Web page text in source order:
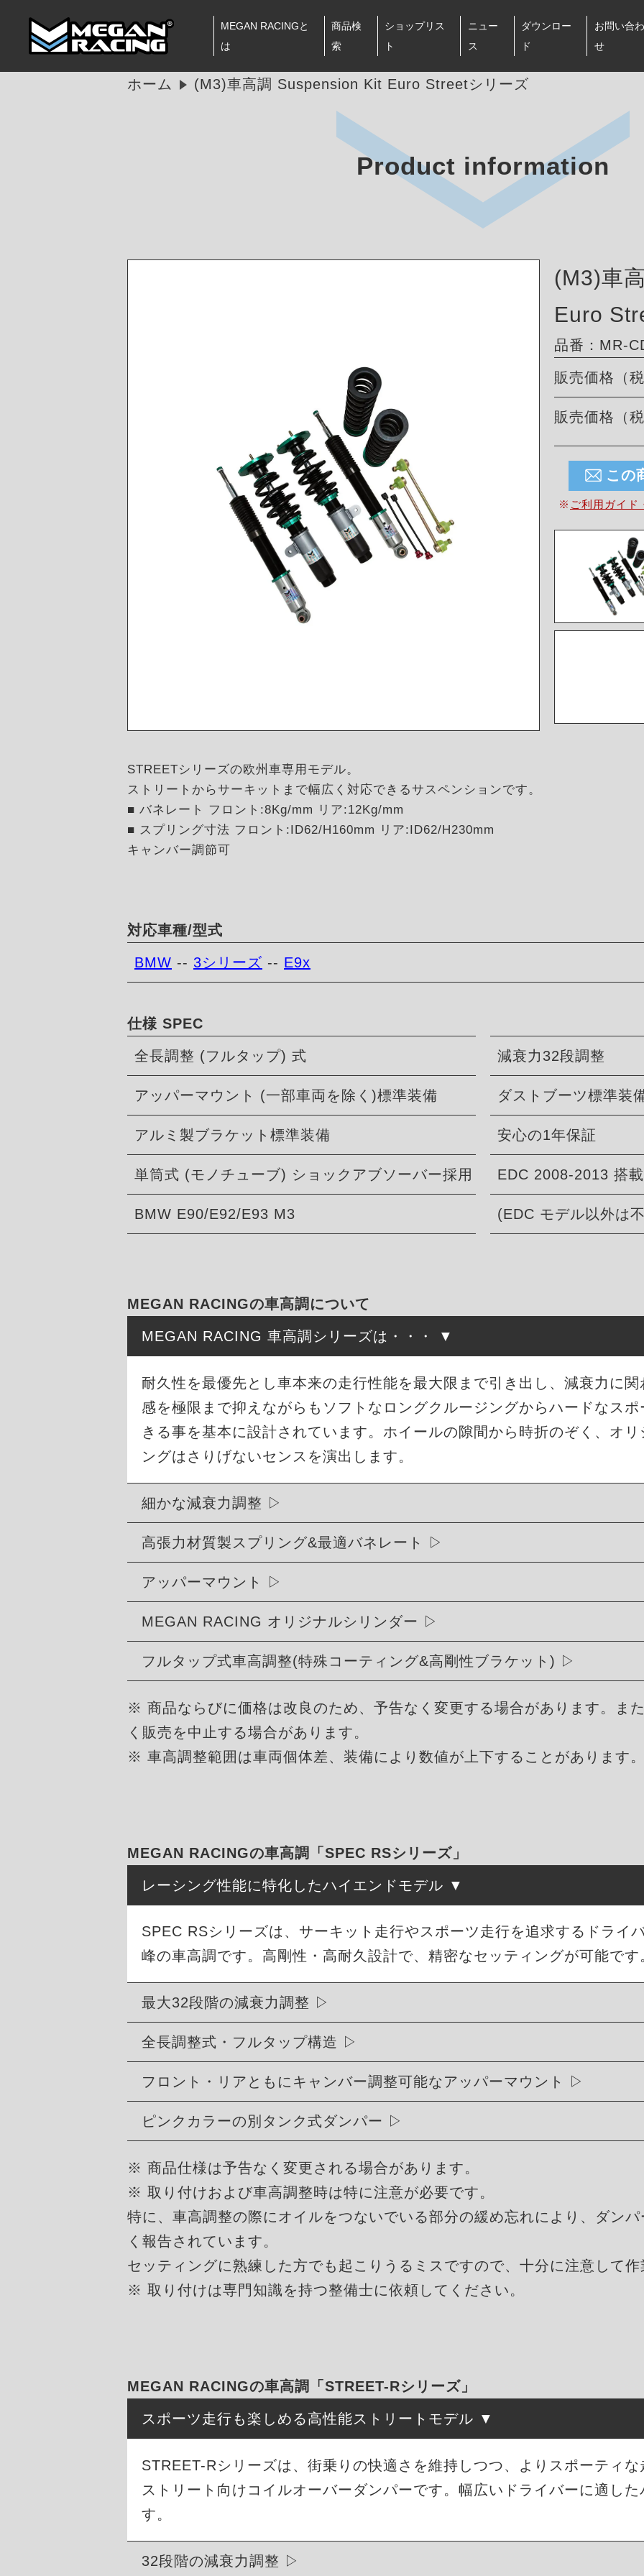
MEGAN RACINGと
は
商品検
索
ショップリス
ト
ニュー
ス
ダウンロー
ド
お問い合わ
せ
ホーム (M3)車高調 Suspension Kit Euro Streetシリーズ
Product information
(M3)車
Euro
品番：MR-
販売価格（
販売価格（
この
※ ご利用ガイド
STREETシリーズの欧州車専用モデル。
ストリートからサーキットまで幅広く対応できるサスペンションです。
■ バネレート フロント:8Kg/mm リア:12Kg/mm
■ スプリング寸法 フロント:ID62/H160mm リア:ID62/H230mm
キャンバー調節可
対応車種/型式
BMW -- 3シリーズ -- E9x
仕様 SPEC
全長調整 (フルタップ) 式 減衰力32段調整
アッパーマウント (一部車両を除く)標準装備 ダストブーツ標準装
アルミ製ブラケット標準装備 安心の1年保証
単筒式 (モノチューブ) ショックアブソーバー採用 EDC 2008-2013 搭載
BMW E90/E92/E93 M3 (EDC モデル以外は
MEGAN RACINGの車高調について
MEGAN RACING 車高調シリーズは・・・
耐久性を最優先とし車本来の走行性能を最大限まで引き出し、減衰力に
感を極限まで抑えながらもソフトなロングクルージングからハードなス
きる事を基本に設計されています。ホイールの隙間から時折のぞく、オ
ングはさりげないセンスを演出します。
細かな減衰力調整
高張力材質製スプリング&最適バネレート
アッパーマウント
MEGAN RACING オリジナルシリンダー
フルタップ式車高調整(特殊コーティング&高剛性ブラケット)
※ 商品ならびに価格は改良のため、予告なく変更する場合があります。ま
く販売を中止する場合があります。
※ 車高調整範囲は車両個体差、装備により数値が上下することがあります
MEGAN RACINGの車高調「SPEC RSシリーズ」
レーシング性能に特化したハイエンドモデル
SPEC RSシリーズは、サーキット走行やスポーツ走行を追求するドライ
峰の車高調です。高剛性・高耐久設計で、精密なセッティングが可能です
最大32段階の減衰力調整
全長調整式・フルタップ構造
フロント・リアともにキャンバー調整可能なアッパーマウント
ピンクカラーの別タンク式ダンパー
※ 商品仕様は予告なく変更される場合があります。
※ 取り付けおよび車高調整時は特に注意が必要です。
特に、車高調整の際にオイルをつないでいる部分の緩め忘れにより、ダン
く報告されています。
セッティングに熟練した方でも起こりうるミスですので、十分に注意して
※ 取り付けは専門知識を持つ整備士に依頼してください。
MEGAN RACINGの車高調「STREET-Rシリーズ」
スポーツ走行も楽しめる高性能ストリートモデル
STREET-Rシリーズは、街乗りの快適さを維持しつつ、よりスポーティ
ストリート向けコイルオーバーダンパーです。幅広いドライバーに適し
す。
32段階の減衰力調整